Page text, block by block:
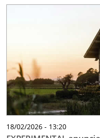
18/02/2026 - 13:20